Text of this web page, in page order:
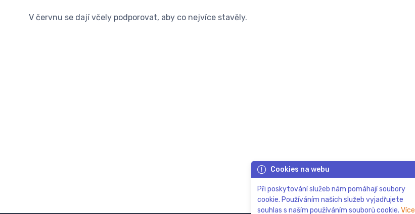
V červnu se dají včely podporovat, aby co nejvíce stavěly.
Cookies na webu
Při poskytování služeb nám pomáhají soubory
cookie. Používáním našich služeb vyjadřujete
souhlas s naším používáním souborů cookie. Více